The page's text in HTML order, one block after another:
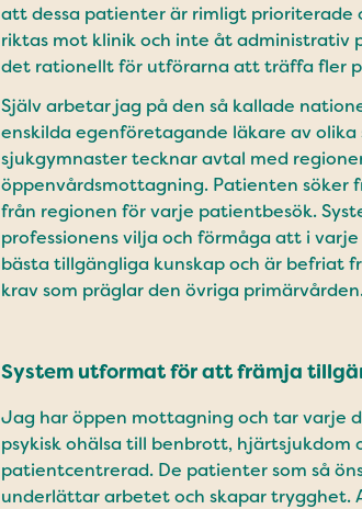
att dessa patienter är rimligt prioriterade
riktas mot klinik och inte åt administrativ
det rationellt för utförarna att träffa fler
Själv arbetar jag på den så kallade
enskilda egenföretagande läkare av
sjukgymnaster tecknar avtal med
öppenvårdsmottagning. Patienten söker
från regionen för varje patientbesök.
professionens vilja och förmåga att i
bästa tillgängliga kunskap och är befriat
krav som präglar den övriga
System utformat för att främja
Jag har öppen mottagning och tar varje
psykisk ohälsa till benbrott,
patientcentrerad. De patienter som så
underlättar arbetet och skapar trygghet.